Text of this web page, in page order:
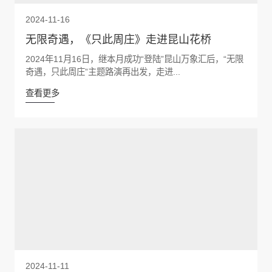
2024-11-16
无限奇遇，《只此周庄》走进昆山花桥
2024年11月16日，继本月成功“登陆”昆山万象汇后，“无限
奇遇，只此周庄”主题路演再出发，走进...
查看更多
2024-11-11